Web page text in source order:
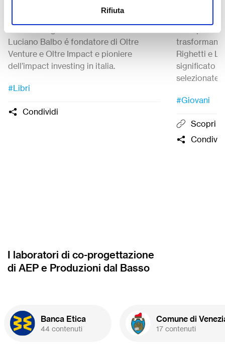
Rifiuta
saggio per Longanesi “Prima che tutto
Luciano Balbo é fondatore di Oltre
Venture e Oltre Impact e pioniere
dell’impact investing in italia.
#Libri
Condividi
esemplari
Righetti e
significato
selezionate
#Giovani
Scopri il
I laboratori di co-progettazione
di AEP e Produzioni dal Basso
Banca Etica
44 contenuti
Comune di
17 contenuti